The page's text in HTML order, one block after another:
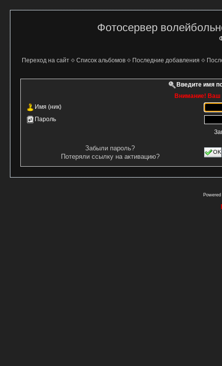
Фотосервер
Переход на сайт Список альбомов Последние добавления
Введите имя
Внимание! Ваш
Имя (ник)
Пароль
Забыли пароль?
Потеряли ссылку на активацию?
OK